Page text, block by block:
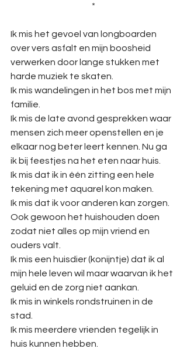
*
Ik mis het gevoel van longboarden
over vers asfalt en mijn boosheid
verwerken door lange stukken met
harde muziek te skaten.
Ik mis wandelingen in het bos met mijn
familie.
Ik mis de late avond gesprekken waar
mensen zich meer openstellen en je
elkaar nog beter leert kennen. Nu ga
ik bij feestjes na het eten naar huis.
Ik mis dat ik in één zitting een hele
tekening met aquarel kon maken.
Ik mis dat ik voor anderen kan zorgen.
Ook gewoon het huishouden doen
zodat niet alles op mijn vriend en
ouders valt.
Ik mis een huisdier (konijntje) dat ik al
mijn hele leven wil maar waarvan ik het
geluid en de zorg niet aankan.
Ik mis in winkels rondstruinen in de
stad.
Ik mis meerdere vrienden tegelijk in
huis kunnen hebben.